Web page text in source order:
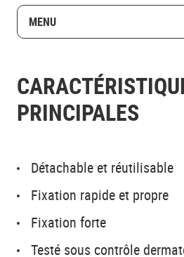
MENU
PRINCIPALES
Détachable et réutilisable
Fixation rapide et propre
Fixation forte
Testé sous contrôle